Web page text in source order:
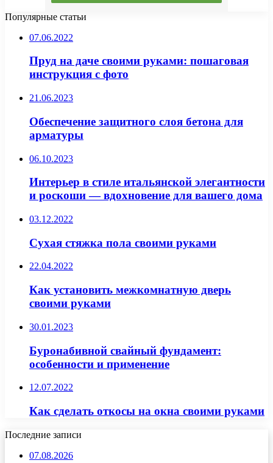
Популярные статьи
07.06.2022
Пруд на даче своими руками: пошаговая
инструкция с фото
21.06.2023
Обеспечение защитного слоя бетона для
арматуры
06.10.2023
Интерьер в стиле итальянской элегантности
и роскоши — вдохновение для вашего дома
03.12.2022
Сухая стяжка пола своими руками
22.04.2022
Как установить межкомнатную дверь
своими руками
30.01.2023
Буронабивной свайный фундамент:
особенности и применение
12.07.2022
Как сделать откосы на окна своими руками
Последние записи
07.08.2026